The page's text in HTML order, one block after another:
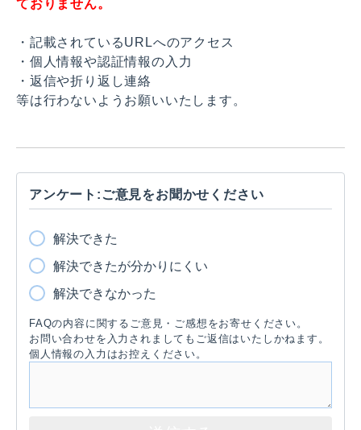
ておりません。
・記載されているURLへのアクセス
・個人情報や認証情報の入力
・返信や折り返し連絡
等は行わないようお願いいたします。
アンケート:ご意見をお聞かせください
解決できた
解決できたが分かりにくい
解決できなかった
FAQの内容に関するご意見・ご感想をお寄せください。
お問い合わせを入力されましてもご返信はいたしかねます。
個人情報の入力はお控えください。